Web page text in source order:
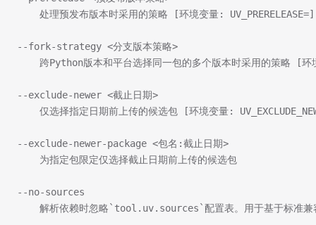
处理预发布版本时采用的策略 [环境变量:
--fork-strategy <分支版本策略>
跨Python版本和平台选择同一包的多个版本时采用的策略
--exclude-newer <截止日期>
仅选择指定日期前上传的候选包 [环境变量:
--exclude-newer-package <包名:截止日期>
    为指定包限定仅选择截止日期前上传的候选包
--no-sources
解析依赖时忽略`tool.uv.sources`配置表。用于基于标准